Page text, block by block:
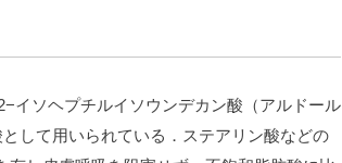
イソヘプチルイソウンデカン酸（アルドール
して用いられている．ステアリン酸などの